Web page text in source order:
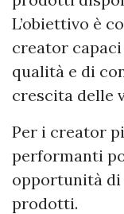
L’obiettivo è
creator
qualità e di
crescita delle
Per i creator
performanti
opportunità
prodotti.